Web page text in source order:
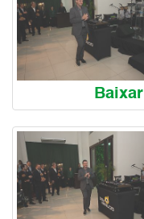
Baixar